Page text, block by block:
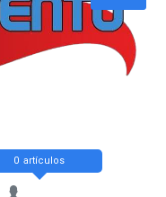
0 artículos